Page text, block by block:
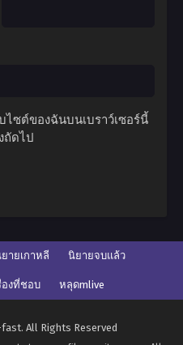
ไซต์ของฉันบนเบราว์เซอร์นี้
ถัดไป
ายเกาหลี นิยายจบแล้ว
องที่ชอบ หลุดmlive
All Rights Reserved